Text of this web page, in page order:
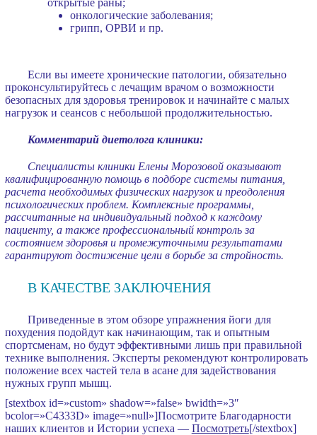
онкологические заболевания;
грипп, ОРВИ и пр.
Если вы имеете хронические патологии, обязательно
проконсультируйтесь с лечащим врачом о возможности
безопасных для здоровья тренировок и начинайте с малых
нагрузок и сеансов с небольшой продолжительностью.
Комментарий диетолога клиники:
Специалисты клиники Елены Морозовой оказывают
квалифицированную помощь в подборе системы питания,
расчета необходимых физических нагрузок и преодоления
психологических проблем. Комплексные программы,
рассчитанные на индивидуальный подход к каждому
пациенту, а также профессиональный контроль за
состоянием здоровья и промежуточными результатами
гарантируют достижение цели в борьбе за стройность.
В КАЧЕСТВЕ ЗАКЛЮЧЕНИЯ
Приведенные в этом обзоре упражнения йоги для
похудения подойдут как начинающим, так и опытным
спортсменам, но будут эффективными лишь при правильной
технике выполнения. Эксперты рекомендуют контролировать
положение всех частей тела в асане для задействования
нужных групп мышц.
[stextbox id=»custom» shadow=»false» bwidth=»3″
bcolor=»C4333D» image=»null»]Посмотрите Благодарности
наших клиентов и Истории успеха — Посмотреть[/stextbox]